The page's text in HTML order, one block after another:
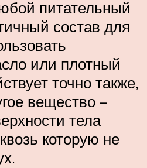
питательный
состав для
или плотный
точно также,
вещество –
тела
которую не